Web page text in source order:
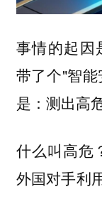
事情的起因
带了个"智
是：测出高
什么叫高危
外国对手利